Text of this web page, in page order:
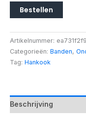
Bestellen
Artikelnummer:
Categorieën: Banden,
Tag: Hankook
Beschrijving